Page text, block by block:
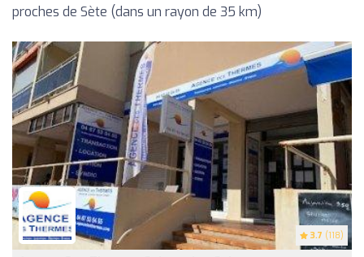
proches de Sète (dans un rayon de 35 km)
3.7 (118)